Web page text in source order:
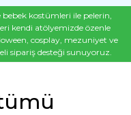
kostümleri ile pelerin,
kendi atölyemizde özenle
cosplay, mezuniyet ve
sipariş desteği sunuyoruz.